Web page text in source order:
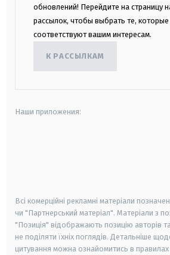
обновлений! Перейдите на страницу
рассылок, чтобы выбрать те, которые
соответствуют вашим интересам.
К РАССЫЛКАМ
Наши приложения:
Всі комерційні рекламні матеріали
чи "Партнерський матеріал". Матеріали з
"Позиція" відображають позицію авторів
не поділяти їхніх поглядів. Детальніше
цитування можна ознайомитись в